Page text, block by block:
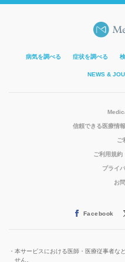
病気を調べる 症状を調べる
NEWS &
信頼できる医療情
ご
ご利用規約
プライ
お
Facebook
本サービスにおける医師・医療従事者な
せん。